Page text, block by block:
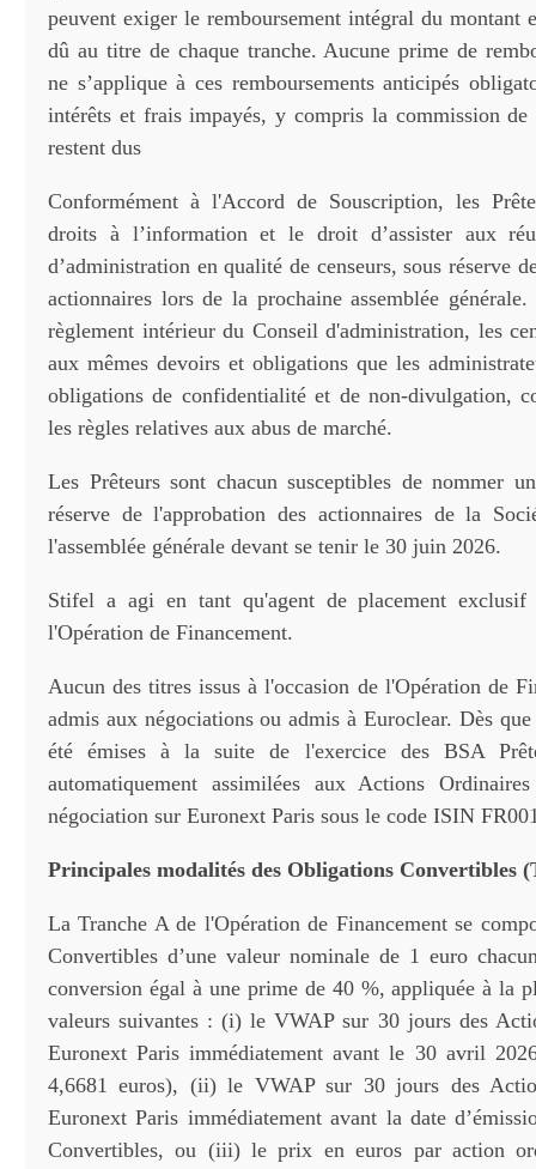
peuvent exiger le remboursement intégral du montant
dû au titre de chaque tranche. Aucune prime de
ne s’applique à ces remboursements anticipés
intérêts et frais impayés, y compris la commission de
restent dus
Conformément à l'Accord de Souscription, les
droits à l’information et le droit d’assister aux
d’administration en qualité de censeurs, sous réserve
actionnaires lors de la prochaine assemblée
règlement intérieur du Conseil d'administration, les
aux mêmes devoirs et obligations que les
obligations de confidentialité et de non-divulgation,
les règles relatives aux abus de marché.
Les Prêteurs sont chacun susceptibles de nommer
réserve de l'approbation des actionnaires de la
l'assemblée générale devant se tenir le 30 juin 2026.
Stifel a agi en tant qu'agent de placement
l'Opération de Financement.
Aucun des titres issus à l'occasion de l'Opération de
admis aux négociations ou admis à Euroclear. Dès
été émises à la suite de l'exercice des BSA
automatiquement assimilées aux Actions
négociation sur Euronext Paris sous le code ISIN
Principales modalités des Obligations Convertibles
La Tranche A de l'Opération de Financement se
Convertibles d’une valeur nominale de 1 euro
conversion égal à une prime de 40 %, appliquée à la
valeurs suivantes : (i) le VWAP sur 30 jours des
Euronext Paris immédiatement avant le 30 avril
4,6681 euros), (ii) le VWAP sur 30 jours des
Euronext Paris immédiatement avant la date
Convertibles, ou (iii) le prix en euros par action